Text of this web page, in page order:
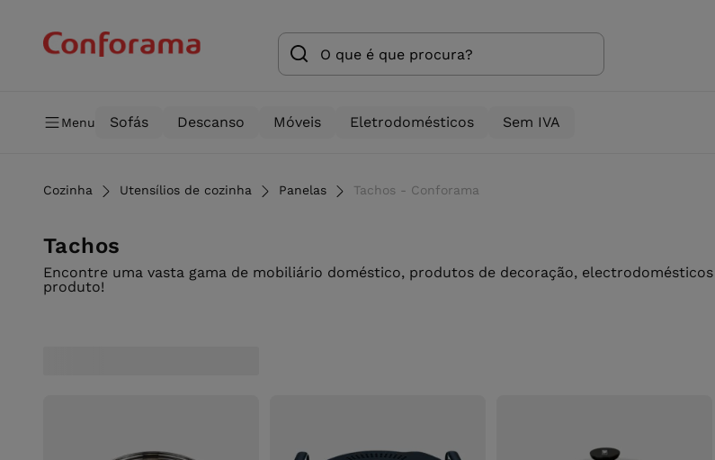
Menu Sofás Descanso Móveis Eletrodomésticos Sem IVA
Cozinha Utensílios de cozinha Panelas Tachos - Conforama
Tachos
Encontre uma vasta gama de mobiliário doméstico, produtos de decoração,
produto!